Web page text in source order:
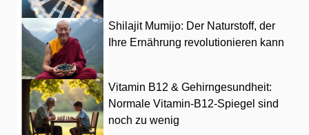
Shilajit Mumijo: Der Naturstoff, der
Ihre Ernährung revolutionieren kann
Vitamin B12 & Gehirngesundheit:
Normale Vitamin-B12-Spiegel sind
noch zu wenig